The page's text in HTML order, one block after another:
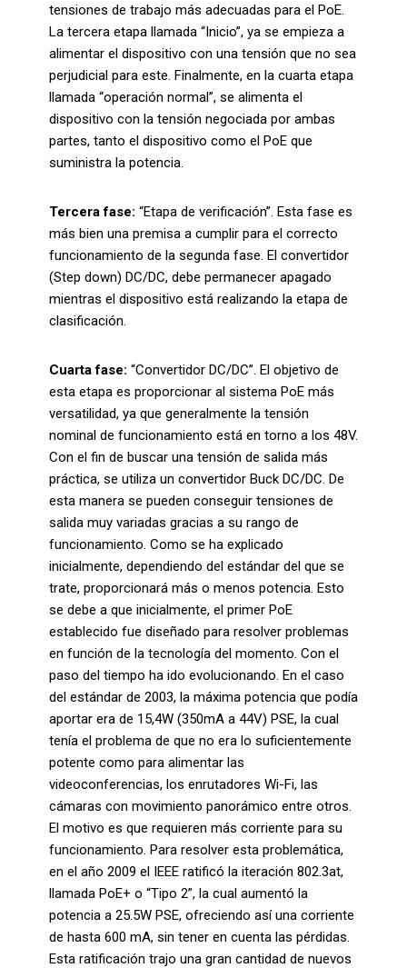
tensiones de trabajo más adecuadas para el PoE.
La tercera etapa llamada “Inicio”, ya se empieza a
alimentar el dispositivo con una tensión que no sea
perjudicial para este. Finalmente, en la cuarta etapa
llamada “operación normal”, se alimenta el
dispositivo con la tensión negociada por ambas
partes, tanto el dispositivo como el PoE que
suministra la potencia.
Tercera fase: “Etapa de verificación”. Esta fase es
más bien una premisa a cumplir para el correcto
funcionamiento de la segunda fase. El convertidor
(Step down) DC/DC, debe permanecer apagado
mientras el dispositivo está realizando la etapa de
clasificación.
Cuarta fase: “Convertidor DC/DC”. El objetivo de
esta etapa es proporcionar al sistema PoE más
versatilidad, ya que generalmente la tensión
nominal de funcionamiento está en torno a los 48V.
Con el fin de buscar una tensión de salida más
práctica, se utiliza un convertidor Buck DC/DC. De
esta manera se pueden conseguir tensiones de
salida muy variadas gracias a su rango de
funcionamiento. Como se ha explicado
inicialmente, dependiendo del estándar del que se
trate, proporcionará más o menos potencia. Esto
se debe a que inicialmente, el primer PoE
establecido fue diseñado para resolver problemas
en función de la tecnología del momento. Con el
paso del tiempo ha ido evolucionando. En el caso
del estándar de 2003, la máxima potencia que podía
aportar era de 15,4W (350mA a 44V) PSE, la cual
tenía el problema de que no era lo suficientemente
potente como para alimentar las
videoconferencias, los enrutadores Wi-Fi, las
cámaras con movimiento panorámico entre otros.
El motivo es que requieren más corriente para su
funcionamiento. Para resolver esta problemática,
en el año 2009 el IEEE ratificó la iteración 802.3at,
llamada PoE+ o “Tipo 2”, la cual aumentó la
potencia a 25.5W PSE, ofreciendo así una corriente
de hasta 600 mA, sin tener en cuenta las pérdidas.
Esta ratificación trajo una gran cantidad de nuevos